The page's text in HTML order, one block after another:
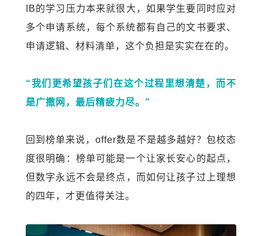
IB的学习压力本来就很大，如果学生要同时应对
多个申请系统，每个系统都有自己的文书要求、
申请逻辑、材料清单，这个负担是实实在在的。
“我们更希望孩子们在这个过程里想清楚，而不
是广撒网，最后精疲力尽。”
回到榜单来说，offer数是不是越多越好？包校态
度很明确：榜单可能是一个让家长安心的起点，
但数字永远不会是终点， 而如何让孩子过上理想
的四年，才更值得关注。